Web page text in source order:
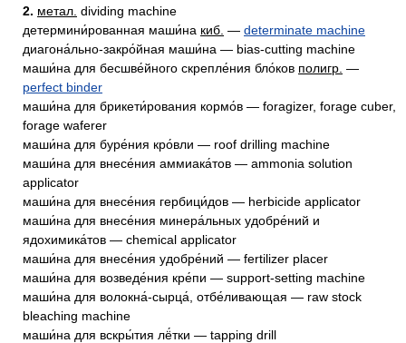
2. метал. dividing machine
детермини́рованная маши́на киб. — determinate machine
диагона́льно-закро́йная маши́на — bias-cutting machine
маши́на для бесшве́йного скрепле́ния бло́ков полигр. —
perfect binder
маши́на для брикети́рования кормо́в — foragizer, forage cuber,
forage waferer
маши́на для буре́ния кро́вли — roof drilling machine
маши́на для внесе́ния аммиака́тов — ammonia solution
applicator
маши́на для внесе́ния гербици́дов — herbicide applicator
маши́на для внесе́ния минера́льных удобре́ний и
ядохимика́тов — chemical applicator
маши́на для внесе́ния удобре́ний — fertilizer placer
маши́на для возведе́ния кре́пи — support-setting machine
маши́на для волокна́-сырца́, отбе́ливающая — raw stock
bleaching machine
маши́на для вскры́тия лё́тки — tapping drill